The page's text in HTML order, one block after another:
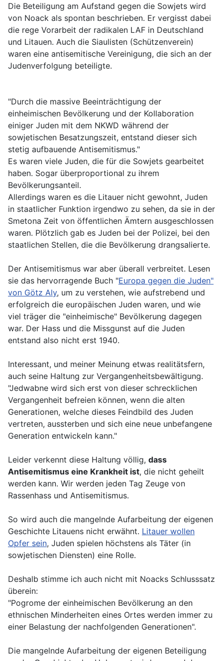
Die Beteiligung am Aufstand gegen die Sowjets wird
von Noack als spontan beschrieben. Er vergisst dabei
die rege Vorarbeit der radikalen LAF in Deutschland
und Litauen. Auch die Siaulisten (Schützenverein)
waren eine antisemitische Vereinigung, die sich an der
Judenverfolgung beteiligte.
"Durch die massive Beeinträchtigung der
einheimischen Bevölkerung und der Kollaboration
einiger Juden mit dem NKWD während der
sowjetischen Besatzungszeit, entstand dieser sich
stetig aufbauende Antisemitismus."
Es waren viele Juden, die für die Sowjets gearbeitet
haben. Sogar überproportional zu ihrem
Bevölkerungsanteil.
Allerdings waren es die Litauer nicht gewohnt, Juden
in staatlicher Funktion irgendwo zu sehen, da sie in der
Smetona Zeit von öffentlichen Ämtern ausgeschlossen
waren. Plötzlich gab es Juden bei der Polizei, bei den
staatlichen Stellen, die die Bevölkerung drangsalierte.
Der Antisemitismus war aber überall verbreitet. Lesen
sie das hervorragende Buch "Europa gegen die Juden"
von Götz Aly, um zu verstehen, wie aufstrebend und
erfolgreich die europäischen Juden waren, und wie
viel träger die "einheimische" Bevölkerung dagegen
war. Der Hass und die Missgunst auf die Juden
entstand also nicht erst 1940.
Interessant, und meiner Meinung etwas realitätsfern,
auch seine Haltung zur Vergangenheitsbewältigung.
"Jedwabne wird sich erst von dieser schrecklichen
Vergangenheit befreien können, wenn die alten
Generationen, welche dieses Feindbild des Juden
vertreten, aussterben und sich eine neue unbefangene
Generation entwickeln kann."
Leider verkennt diese Haltung völlig, dass
Antisemitismus eine Krankheit ist, die nicht geheilt
werden kann. Wir werden jeden Tag Zeuge von
Rassenhass und Antisemitismus.
So wird auch die mangelnde Aufarbeitung der eigenen
Geschichte Litauens nicht erwähnt. Litauer wollen
Opfer sein, Juden spielen höchstens als Täter (in
sowjetischen Diensten) eine Rolle.
Deshalb stimme ich auch nicht mit Noacks Schlusssatz
überein:
"Pogrome der einheimischen Bevölkerung an den
ethnischen Minderheiten eines Ortes werden immer zu
einer Belastung der nachfolgenden Generationen".
Die mangelnde Aufarbeitung der eigenen Beteiligung